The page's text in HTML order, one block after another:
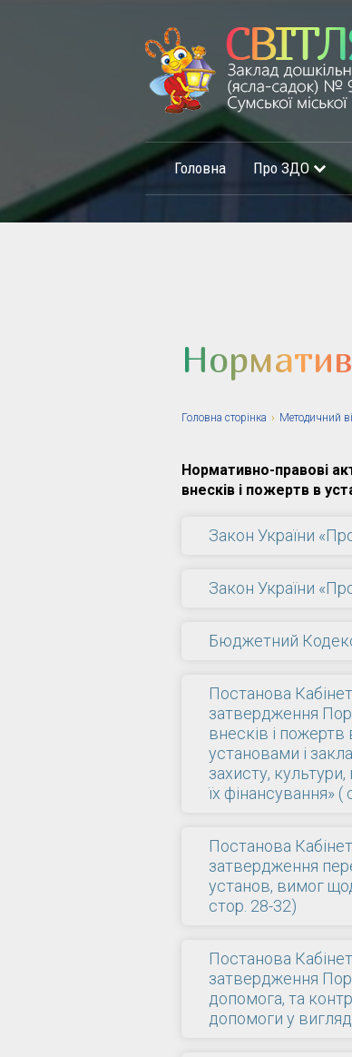
Головна Про ЗДО
Головна сторiнка › Методичний
Нормативно-правові
внесків і пожертв в
Закон України
Закон України «Про
Бюджетний
Постанова
затвердження
внесків і
установами і
захисту,
їх фінансування» (
Постанова
затвердження
установ, вимог
стор. 28-32)
Постанова
затвердження
допомога, та
допомоги у